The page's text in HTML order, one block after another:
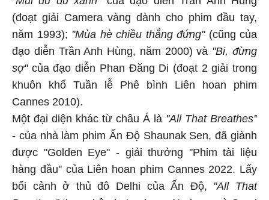
''Mùi đu đủ xanh'' của đạo diễn Trần Anh Hùng
(đoạt giải Camera vàng dành cho phim đầu tay,
năm 1993); ''Mùa hè chiều thẳng đứng'' (cũng của
đạo diễn Trần Anh Hùng, năm 2000) và ''Bi, đừng
sợ'' của đạo diễn Phan Đăng Di (đoạt 2 giải trong
khuôn khổ Tuần lễ Phê bình Liên hoan phim
Cannes 2010).
Một đại diện khác từ châu Á là ''All That Breathes''
- của nhà làm phim Ấn Độ Shaunak Sen, đã giành
được "Golden Eye" - giải thưởng ''Phim tài liệu
hàng đầu'' của Liên hoan phim Cannes 2022. Lấy
bối cảnh ở thủ đô Delhi của Ấn Độ, ''All That